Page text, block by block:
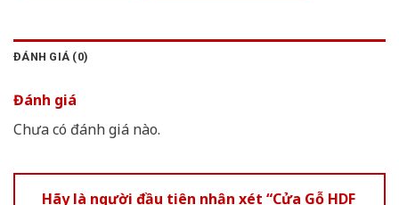
ĐÁNH GIÁ (0)
Đánh giá
Chưa có đánh giá nào.
Hãy là người đầu tiên nhận xét “Cửa Gỗ HDF